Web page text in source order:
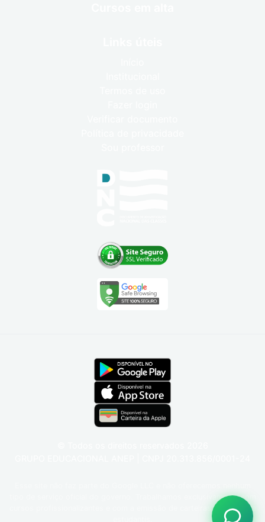
tipo de serviço oficial do governo. Trabalhamos exclusivamente com
cursos profissionalizantes e com a emissão de carteiras funcionais e